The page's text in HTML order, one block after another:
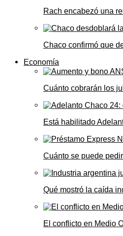
Rach encabezó una
Chaco confirmó que
Economía
Cuánto cobrarán los
Está habilitado
Cuánto se puede
Qué mostró la caída
El conflicto en Medio